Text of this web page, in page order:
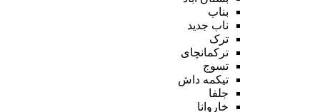
بناب
ناب جدید
ترک
ترکمانچای
تسوج
تیکمه داش
جلفا
خاروانا